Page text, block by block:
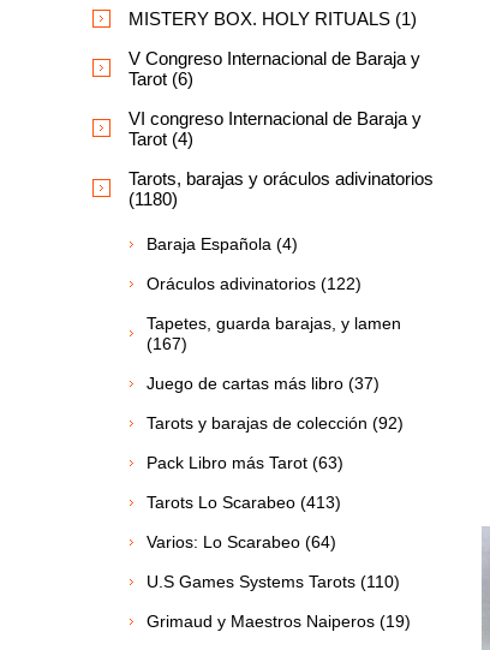
MISTERY BOX. HOLY RITUALS (1)
V Congreso Internacional de Baraja y
Tarot (6)
VI congreso Internacional de Baraja y
Tarot (4)
Tarots, barajas y oráculos adivinatorios
(1180)
Baraja Española (4)
Oráculos adivinatorios (122)
Tapetes, guarda barajas, y lamen
(167)
Juego de cartas más libro (37)
Tarots y barajas de colección (92)
Pack Libro más Tarot (63)
Tarots Lo Scarabeo (413)
Varios: Lo Scarabeo (64)
U.S Games Systems Tarots (110)
Grimaud y Maestros Naiperos (19)